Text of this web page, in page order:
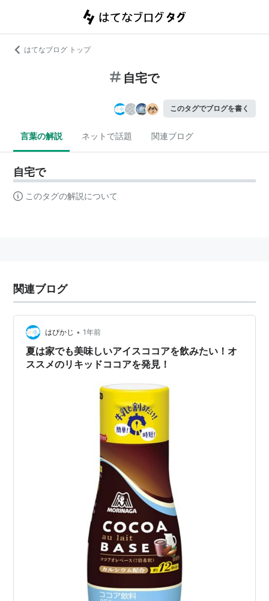
はてなブログ トップ
自宅で
このタグでブログを書く
言葉の解説 ネットで話題 関連ブログ
自宅で
このタグの解説について
関連ブログ
はぴかじ • 1年前
夏は家でも美味しいアイスココアを飲みたい！オ
ススメのリキッドココアを発見！